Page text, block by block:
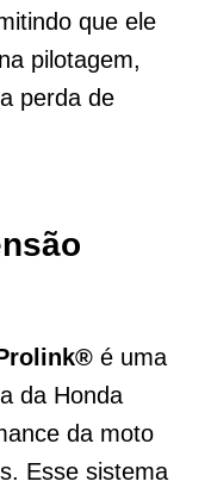
que ele
pilotagem,
perda de
é uma
da Honda
da moto
Esse sistema